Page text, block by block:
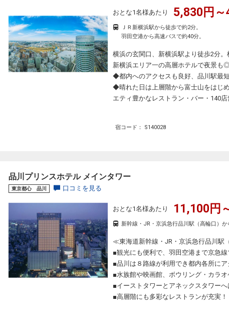
おとな1名様あたり 5,830円～
ＪＲ新横浜駅から徒歩で約2分。
羽田空港から高速バスで約40分。
横浜の玄関口、新横浜駅より徒歩2分。
新横浜エリア一の高層ホテルで夜景も
◆都内へのアクセスも良好、品川駅最
◆晴れた日は上層階から富士山をはじ
エティ豊かなレストラン・バー・140
宿コード： S140028
品川プリンスホテル メインタワー
東京都心 品川 口コミを見る
おとな1名様あたり 11,100円
新幹線・JR・京浜急行品川駅（高輪口）か
≪東海道新幹線・JR・京浜急行品川駅
■観光にも便利で、羽田空港まで京急線
■品川は８路線が利用でき都内各所に
■水族館や映画館、ボウリング・カラオ
■イーストタワーとアネックスタワー
■高層階にも多彩なレストランが充実！